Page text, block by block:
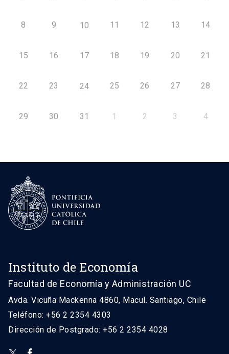
8 9 10 11 12 13 14
15 16 17 18 19 20 21
22 23 24 25 26 27 28
29 30 31 1 2 3 4
Instituto de Economía
Facultad de Economía y Administración UC
Avda. Vicuña Mackenna 4860, Macul. Santiago, Chile
Teléfono: +56 2 2354 4303
Dirección de Postgrado: +56 2 2354 4028